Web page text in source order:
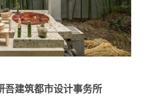
吾建筑都市设计事务所